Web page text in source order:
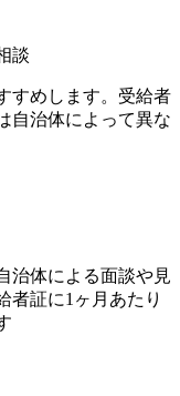
談
すめします。受給者
自治体によって異な
治体による面談や見
者証に1ヶ月あたり